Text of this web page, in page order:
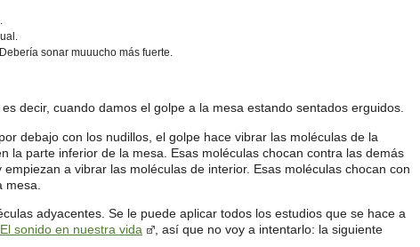
sonar muuucho más fuerte.
decir, cuando damos el golpe a la mesa estando sentados erguidos.
debajo con los nudillos, el golpe hace vibrar las moléculas de la
la parte inferior de la mesa. Esas moléculas chocan contra las demás
a vibrar las moléculas de interior. Esas moléculas chocan con
adyacentes. Se le puede aplicar todos los estudios que se hace a
El sonido en nuestra vida
, así que no voy a intentarlo: la siguiente